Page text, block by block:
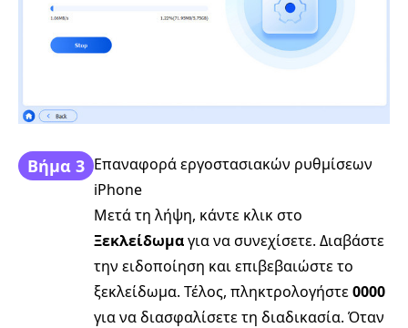
Βήμα 3 Επαναφορά εργοστασιακών ρυθμίσεων
iPhone
Μετά τη λήψη, κάντε κλικ στο
Ξεκλείδωμαγια να συνεχίσετε. Διαβάστε
την ειδοποίηση και επιβεβαιώστε το
ξεκλείδωμα. Τέλος, πληκτρολογήστε0000
για να διασφαλίσετε τη διαδικασία. Όταν